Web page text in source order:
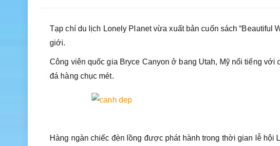
Tạp chí du lịch Lonely Planet vừa xuất bản cuốn sách “Beautiful
giới.
Công viên quốc gia Bryce Canyon ở bang Utah, Mỹ nổi tiếng với
đá hàng chục mét.
Hàng ngàn chiếc đèn lồng được phát hành trong thời gian lễ